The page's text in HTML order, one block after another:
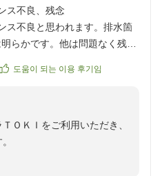
キッチンから3階の屋上まで
もキッチンがあるお部屋をお
hotel/voice/181235?
やカーテンの仕様、キッチ
今後の施設運営における重
させていただきます。
う社内で検討させていただ
しても、貴重なご意見とし
だきます。
ス不良、残念
ス不良と思われます。排水箇
らかです。他は問題なく残念
hotel/voice/181235?
도움이 되는 이용 후기임
ＯＫＩをご利用いただき、